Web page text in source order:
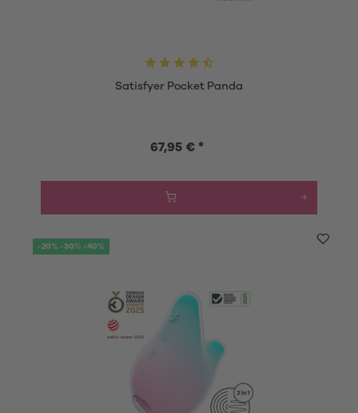
Satisfyer Pocket Panda
67,95 € *
-20% -30% -40%